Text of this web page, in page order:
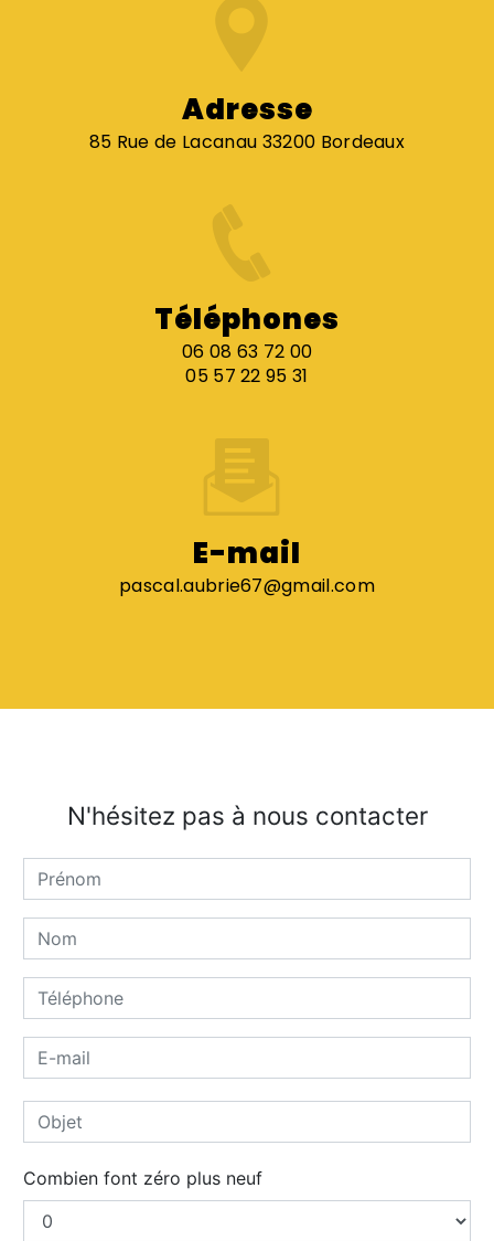
Adresse
85 Rue de Lacanau 33200 Bordeaux
Téléphones
06 08 63 72 00
05 57 22 95 31
E-mail
pascal.aubrie67@gmail.com
N'hésitez pas à nous contacter
Combien font zéro plus neuf